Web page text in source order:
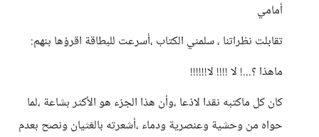
أمامي
تقابلت نظراتنا ، سلمني الكتاب ،أسرعت للبطاقة اقرؤها بنهم:
ماهذا ؟...! لا !!!! لا!!!!!!
كان كل ماكتبه نقدا لاذعا ،وأن هذا الجزء هو الأكثر بشاعة ،لما
حواه من وحشية وعنصرية ودماء ،أشعرته بالغثيان ونصح بعدم